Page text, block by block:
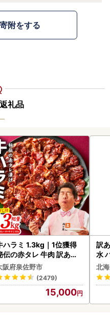
附をする
礼品
ハラミ 1.3kg｜1位獲得
伝の赤タレ 牛肉 訳あり
肉 BBQ
阪府泉佐野市
(2479)
15,000
訳
水
ク
付
海
取
北